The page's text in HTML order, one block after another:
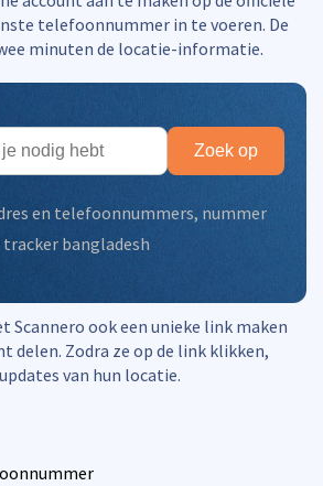
telefoonnummer in te voeren. De
minuten de locatie-informatie.
Zoek op
en telefoonnummers, nummer
tracker bangladesh
Scannero ook een unieke link maken
delen. Zodra ze op de link klikken,
van hun locatie.